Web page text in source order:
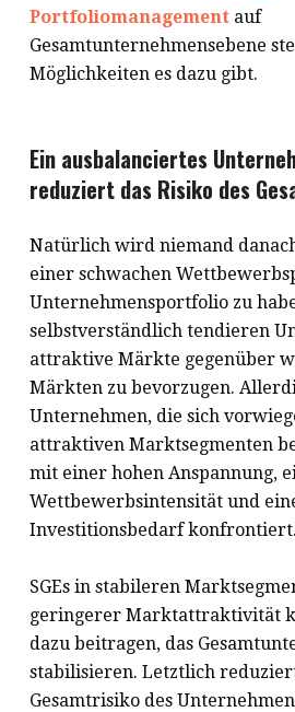
Portfoliomanagementauf
Gesamtunternehmensebene
Möglichkeiten es dazu gibt.
Ein ausbalanciertes
reduziert das Risiko des
Natürlich wird niemand
einer schwachen
Unternehmensportfolio zu
selbstverständlich tendieren
attraktive Märkte gegenüber
Märkten zu bevorzugen.
Unternehmen, die sich
attraktiven Marktsegmenten
mit einer hohen Anspannung,
Wettbewerbsintensität und
Investitionsbedarf konfrontiert.
SGEs in stabileren
geringerer Marktattraktivität
dazu beitragen, das
stabilisieren. Letztlich
Gesamtrisiko des